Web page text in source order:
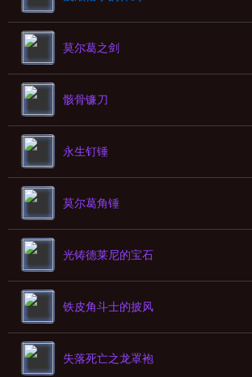
莫尔葛之剑
骸骨镰刀
永生钉锤
莫尔葛角锤
光铸德莱尼的宝石
铁皮角斗士的披风
失落死亡之龙罩袍